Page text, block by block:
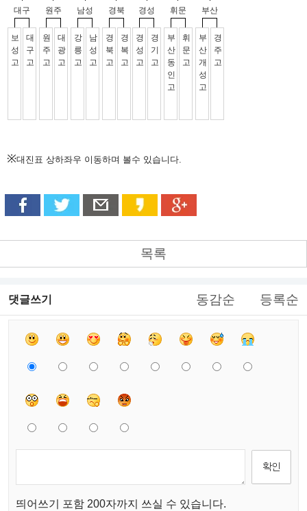
※대진표 상하좌우 이동하며 볼수 있습니다.
목록
댓글쓰기 동감순 등록순
띄어쓰기 포함 200자까지 쓰실 수 있습니다.